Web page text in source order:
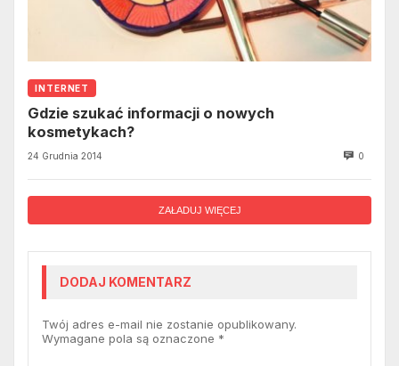
INTERNET
Gdzie szukać informacji o nowych
kosmetykach?
24 Grudnia 2014 0
ZAŁADUJ WIĘCEJ
DODAJ KOMENTARZ
Twój adres e-mail nie zostanie opublikowany.
Wymagane pola są oznaczone *